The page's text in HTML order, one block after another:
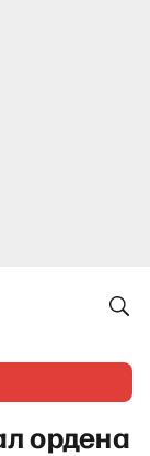
ордена